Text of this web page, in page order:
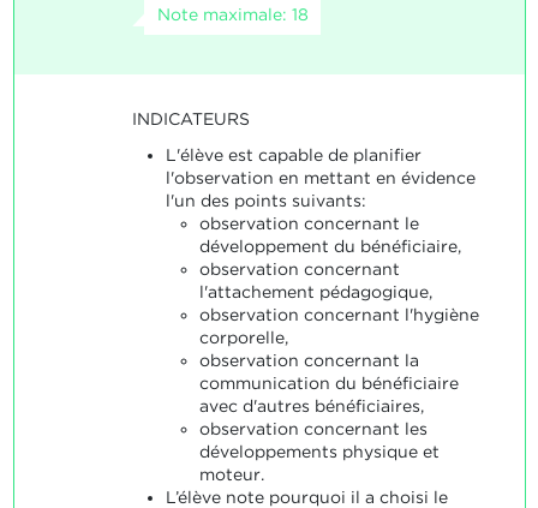
Note maximale: 18
INDICATEURS
L'élève est capable de planifier
l'observation en mettant en évidence
l'un des points suivants:
observation concernant le
développement du bénéficiaire,
observation concernant
l'attachement pédagogique,
observation concernant l'hygiène
corporelle,
observation concernant la
communication du bénéficiaire
avec d'autres bénéficiaires,
observation concernant les
développements physique et
moteur.
L’élève note pourquoi il a choisi le